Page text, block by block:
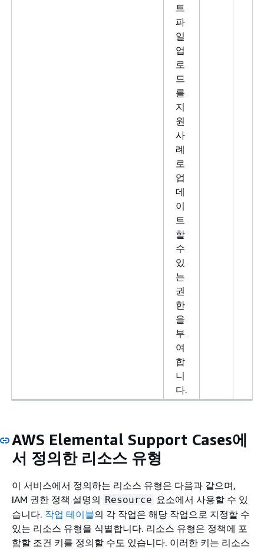
트
파
일
업
로
드
를
지
원
사
례
로
업
데
이
트
할
수
있
는
권
한
을
부
여
합
니
다.
AWS Elemental Support Cases에
서 정의한 리소스 유형
이 서비스에서 정의하는 리소스 유형은 다음과 같으며,
IAM 권한 정책 설명의 Resource 요소에서 사용할 수 있
습니다. 작업 테이블의 각 작업은 해당 작업으로 지정할 수
있는 리소스 유형을 식별합니다. 리소스 유형은 정책에 포
함할 조건 키를 정의할 수도 있습니다. 이러한 키는 리소스